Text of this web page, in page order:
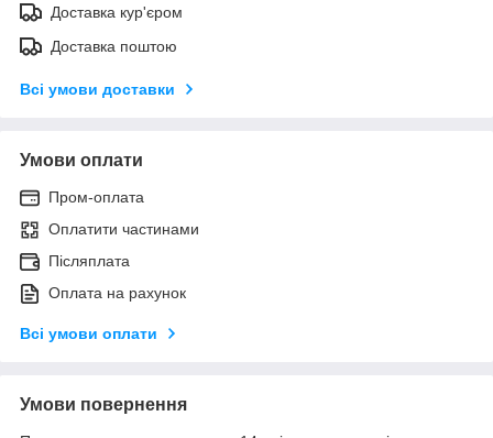
Доставка кур'єром
Доставка поштою
Всі умови доставки
Умови оплати
Пром-оплата
Оплатити частинами
Післяплата
Оплата на рахунок
Всі умови оплати
Умови повернення